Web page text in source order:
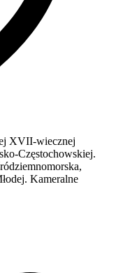
XVII-wiecznej
Częstochowskiej.
Kameralne